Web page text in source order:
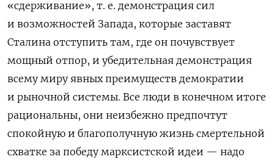
«сдерживание», т. е. демонстрация сил
и возможностей Запада, которые заставят
Сталина отступить там, где он почувствует
мощный отпор, и убедительная демонстрация
всему миру явных преимуществ демократии
и рыночной системы. Все люди в конечном итоге
рациональны, они неизбежно предпочтут
спокойную и благополучную жизнь смертельной
схватке за победу марксистской идеи — надо